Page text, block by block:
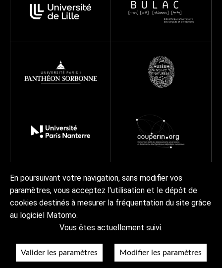
À proposProgrammesRéseauProjets Ressources
Actualités | AgendaContact Collex-Persée
En poursuivant votre navigation, sans modifier vos
paramètres, vous acceptez l'utilisation et le dépôt de
cookies destinés à mesurer la fréquentation du site grâce
au logiciel Matomo.
Vous êtes actuellement suivi.
Valider les paramètres Modifier les paramètres